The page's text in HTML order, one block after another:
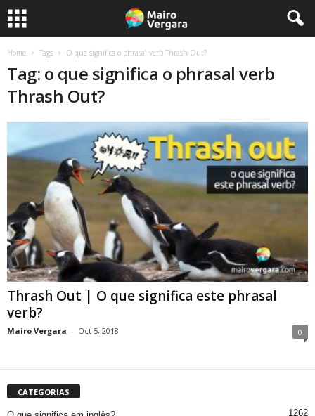
Home Tags O que significa o phrasal verb Thrash Out?
Tag: o que significa o phrasal verb
Thrash Out?
Thrash Out | O que significa este phrasal
verb?
Mairo Vergara - Oct 5, 2018 0
CATEGORIAS
1262